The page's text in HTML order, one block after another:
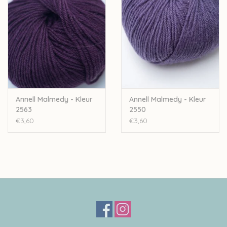
bijbestellen op vraag.
Annell Malmedy - Kleur
2563
€3,60
Annell Malmedy - Kleur
2550
€3,60